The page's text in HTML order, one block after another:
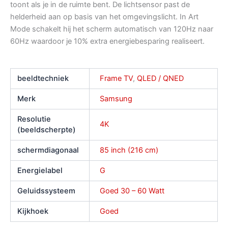
toont als je in de ruimte bent. De lichtsensor past de
helderheid aan op basis van het omgevingslicht. In Art
Mode schakelt hij het scherm automatisch van 120Hz naar
60Hz waardoor je 10% extra energiebesparing realiseert.
beeldtechniek Frame TV, QLED / QNED
Merk Samsung
Resolutie
(beeldscherpte)
4K
schermdiagonaal 85 inch (216 cm)
Energielabel G
Geluidssysteem Goed 30 – 60 Watt
Kijkhoek Goed